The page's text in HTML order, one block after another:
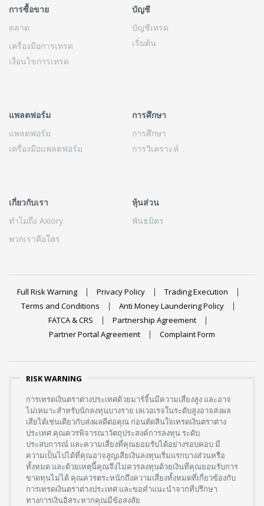
การซื้อขาย
ตลาด
เครื่องมือการเทรด
เงื่อนไขการเทรด
บัญชี
บัญชีเทรด
เริ่มต้น
แพลตฟอร์ม
แพลตฟอร์ม
เครื่องมือแพลตฟอร์ม
การศึกษา
การศึกษา
การวิเคราะห์
เกี่ยวกับเรา
ทำไมถึง Axiory
พวกเราคือใคร
หุ้นส่วน
พันธมิตร
Full Risk Warning Privacy Policy
Trading Execution
Terms and Conditions
Anti Money Laundering Policy
FATCA & CRS
Partnership Agreement
Partner Portal Agreement
Complaint Form
RISK WARNING
การเทรดเงินตราต่างประเทศด้วยมาร์จิ้นมีความเสี่ยงสูง และอาจ
ไม่เหมาะสำหรับนักลงทุนบางราย เลเวอเรจในระดับสูงอาจส่งผล
เสียได้เช่นเดียวกับส่งผลดีต่อคุณ ก่อนตัดสินใจเทรดเงินตราต่าง
ประเทศ คุณควรพิจารณาวัตถุประสงค์การลงทุน ระดับ
ประสบการณ์ และความเสี่ยงที่คุณยอมรับได้อย่างรอบคอบ มี
ความเป็นไปได้ที่คุณอาจสูญเสียเงินลงทุนเริ่มแรกบางส่วนหรือ
ทั้งหมด และด้วยเหตุนี้คุณจึงไม่ควรลงทุนด้วยเงินที่คุณยอมรับการ
ขาดทุนไม่ได้ คุณควรตระหนักถึงความเสี่ยงทั้งหมดที่เกี่ยวข้องกับ
การเทรดเงินตราต่างประเทศ และขอคำแนะนำจากที่ปรึกษา
ทางการเงินอิสระหากคุณมีข้อสงสัย